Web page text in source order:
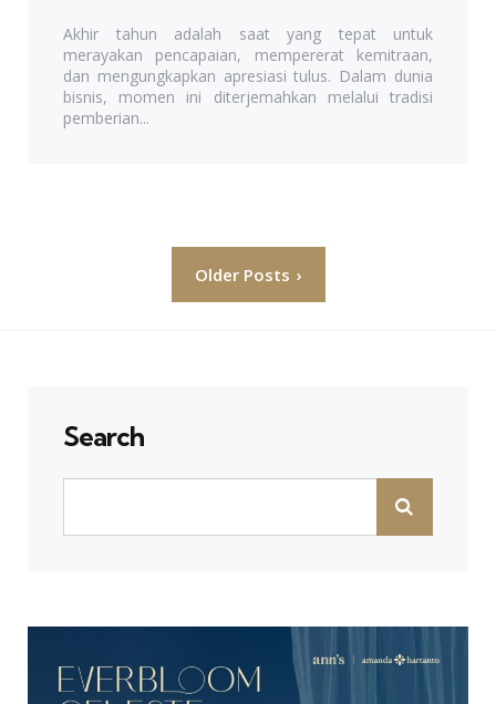
Akhir tahun adalah saat yang tepat untuk
merayakan pencapaian, mempererat kemitraan,
dan mengungkapkan apresiasi tulus. Dalam dunia
bisnis, momen ini diterjemahkan melalui tradisi
pemberian...
Older Posts
Search